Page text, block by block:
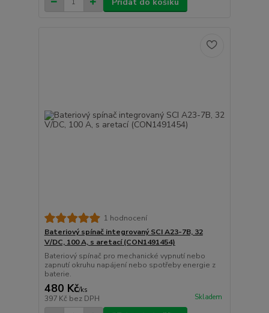
1 hodnocení
Bateriový spínač integrovaný SCI A23-7B, 32
V/DC, 100 A, s aretací (CON1491454)
Bateriový spínač pro mechanické vypnutí nebo
zapnutí okruhu napájení nebo spotřeby energie z
baterie.
480 Kč/ks
397 Kč bez DPH Skladem